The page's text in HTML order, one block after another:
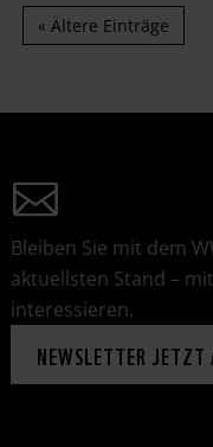
« Ältere Einträge
Bleiben Sie mit dem
aktuellsten Stand –
interessieren.
NEWSLETTER JETZT